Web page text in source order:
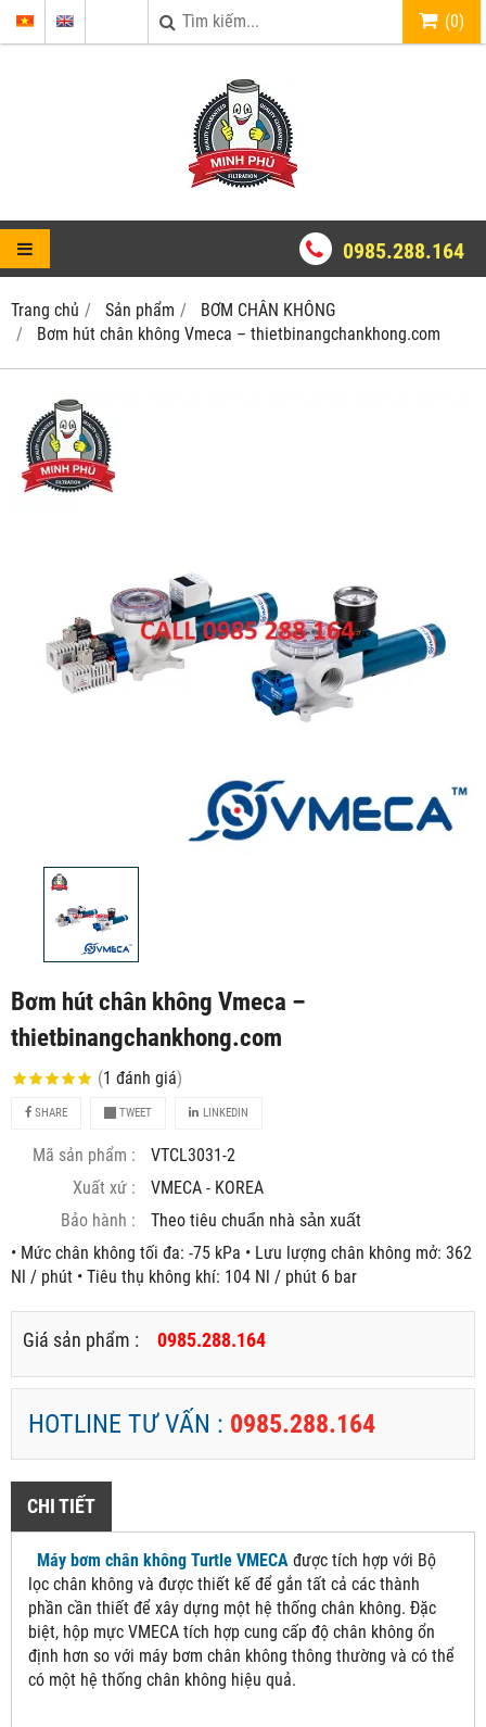
(0)
0985.288.164
Trang chủ Sản phẩm
BƠM CHÂN KHÔNG
Bơm hút chân không Vmeca – thietbinangchankhong.com
Bơm hút chân không Vmeca –
thietbinangchankhong.com
(1 đánh giá)
SHARE TWEET LINKEDIN
Mã sản phẩm :
VTCL3031-2
Xuất xứ :
VMECA - KOREA
Bảo hành :
Theo tiêu chuẩn nhà sản xuất
• Mức chân không tối đa: -75 kPa • Lưu lượng chân không mở: 362
Nl / phút • Tiêu thụ không khí: 104 Nl / phút 6 bar
Giá sản phẩm : 0985.288.164
HOTLINE TƯ VẤN : 0985.288.164
CHI TIẾT
Máy bơm chân không Turtle VMECA được tích hợp với Bộ
lọc chân không và được thiết kế để gắn tất cả các thành
phần cần thiết để xây dựng một hệ thống chân không. Đặc
biệt, hộp mực VMECA tích hợp cung cấp độ chân không ổn
định hơn so với máy bơm chân không thông thường và có thể
có một hệ thống chân không hiệu quả.